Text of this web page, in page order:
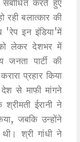
संबोधित करते हुए
बलात्कार की
इन इंडिया'में
लेकर देशभर में
जनता पार्टी की
प्रहार किया
से माफी मांगने
ईरानी ने
जबकि उन्होंने
थी। श्री गांधी ने